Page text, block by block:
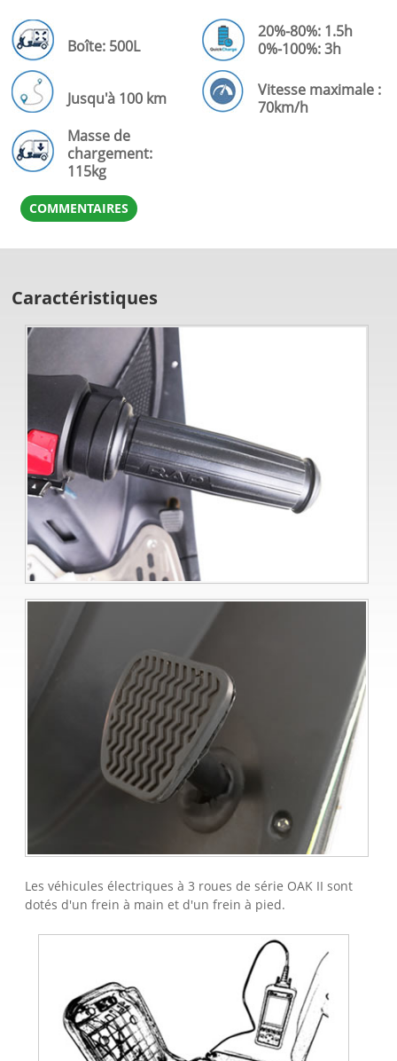
Boîte: 500L
20%-80%: 1.5h
0%-100%: 3h
Jusqu'à 100 km
Vitesse maximale :
70km/h
Masse de
chargement:
115kg
COMMENTAIRES
Caractéristiques
Les véhicules électriques à 3 roues de série OAK II sont
dotés d'un frein à main et d'un frein à pied.